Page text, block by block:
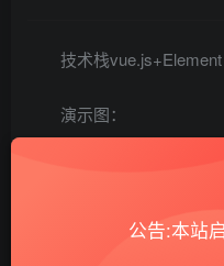
技术栈
演示图：
公告:本站